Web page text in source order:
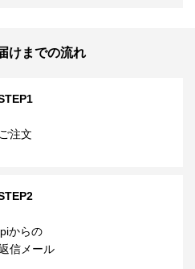
けまでの流れ
ご注文
からの
信メール